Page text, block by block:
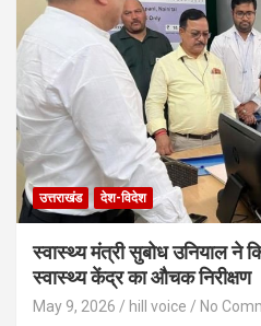
उत्तराखंड देश-विदेश
स्वास्थ्य मंत्री सुबोध उनियाल ने
स्वास्थ्य केंद्र का औचक निरीक्षण
May 9, 2026 hill voice No